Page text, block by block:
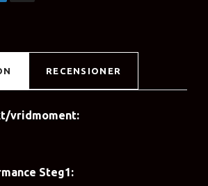
RECENSIONER
vridmoment:
Steg1: